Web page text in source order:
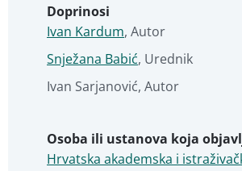
Doprinosi
Ivan Kardum, Autor
Snježana Babić, Urednik
Ivan Sarjanović, Autor
Osoba ili ustanova koja
Hrvatska akademska i